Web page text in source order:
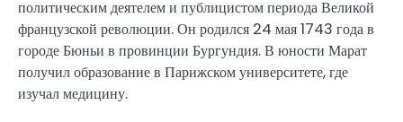
политическим деятелем и публицистом периода Великой
французской революции. Он родился 24 мая 1743 года в
городе Бюньи в провинции Бургундия. В юности Марат
получил образование в Парижском университете, где
изучал медицину.